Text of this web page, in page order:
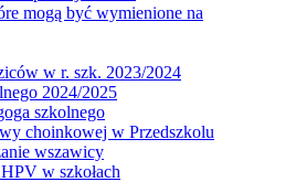
mogą być wymienione na
w r. szk. 2023/2024
2024/2025
szkolnego
choinkowej w Przedszkolu
wszawicy
w szkołach